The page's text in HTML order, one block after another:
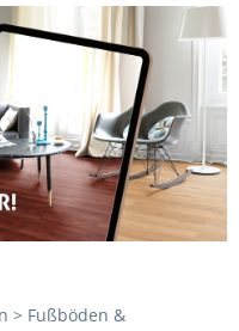
> Fußböden &